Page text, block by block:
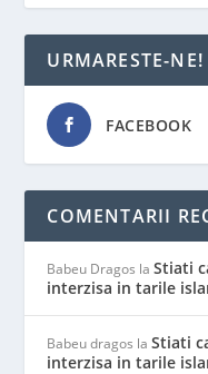
URMARESTE-NE!
FACEBOOK
COMENTARII
Babeu Dragos laStiati
interzisa in tarile
Babeu dragos laStiati
interzisa in tarile